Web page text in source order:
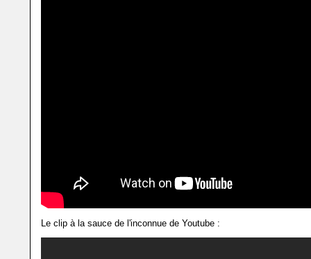
Le clip à la sauce de l'inconnue de Youtube :